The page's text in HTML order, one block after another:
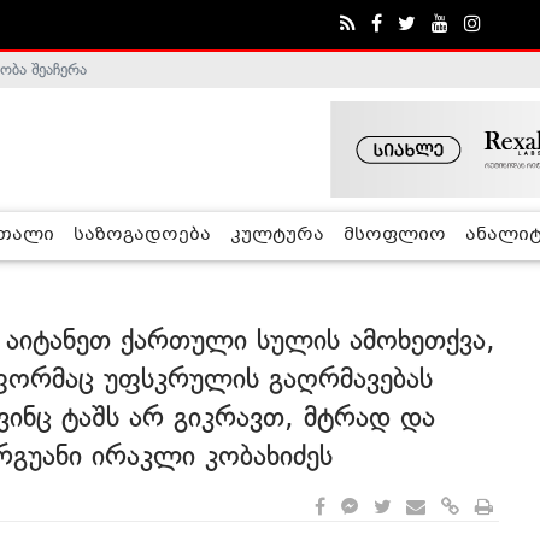
- ჰელსინკის კომისია
საზოგადოება კულტურა მსოფლიო
ქართული სულის ამოხეთქვა,
უფსკრულის გაღრმავებას
ტაშს არ გიკრავთ, მტრად და
ირაკლი კობახიძეს